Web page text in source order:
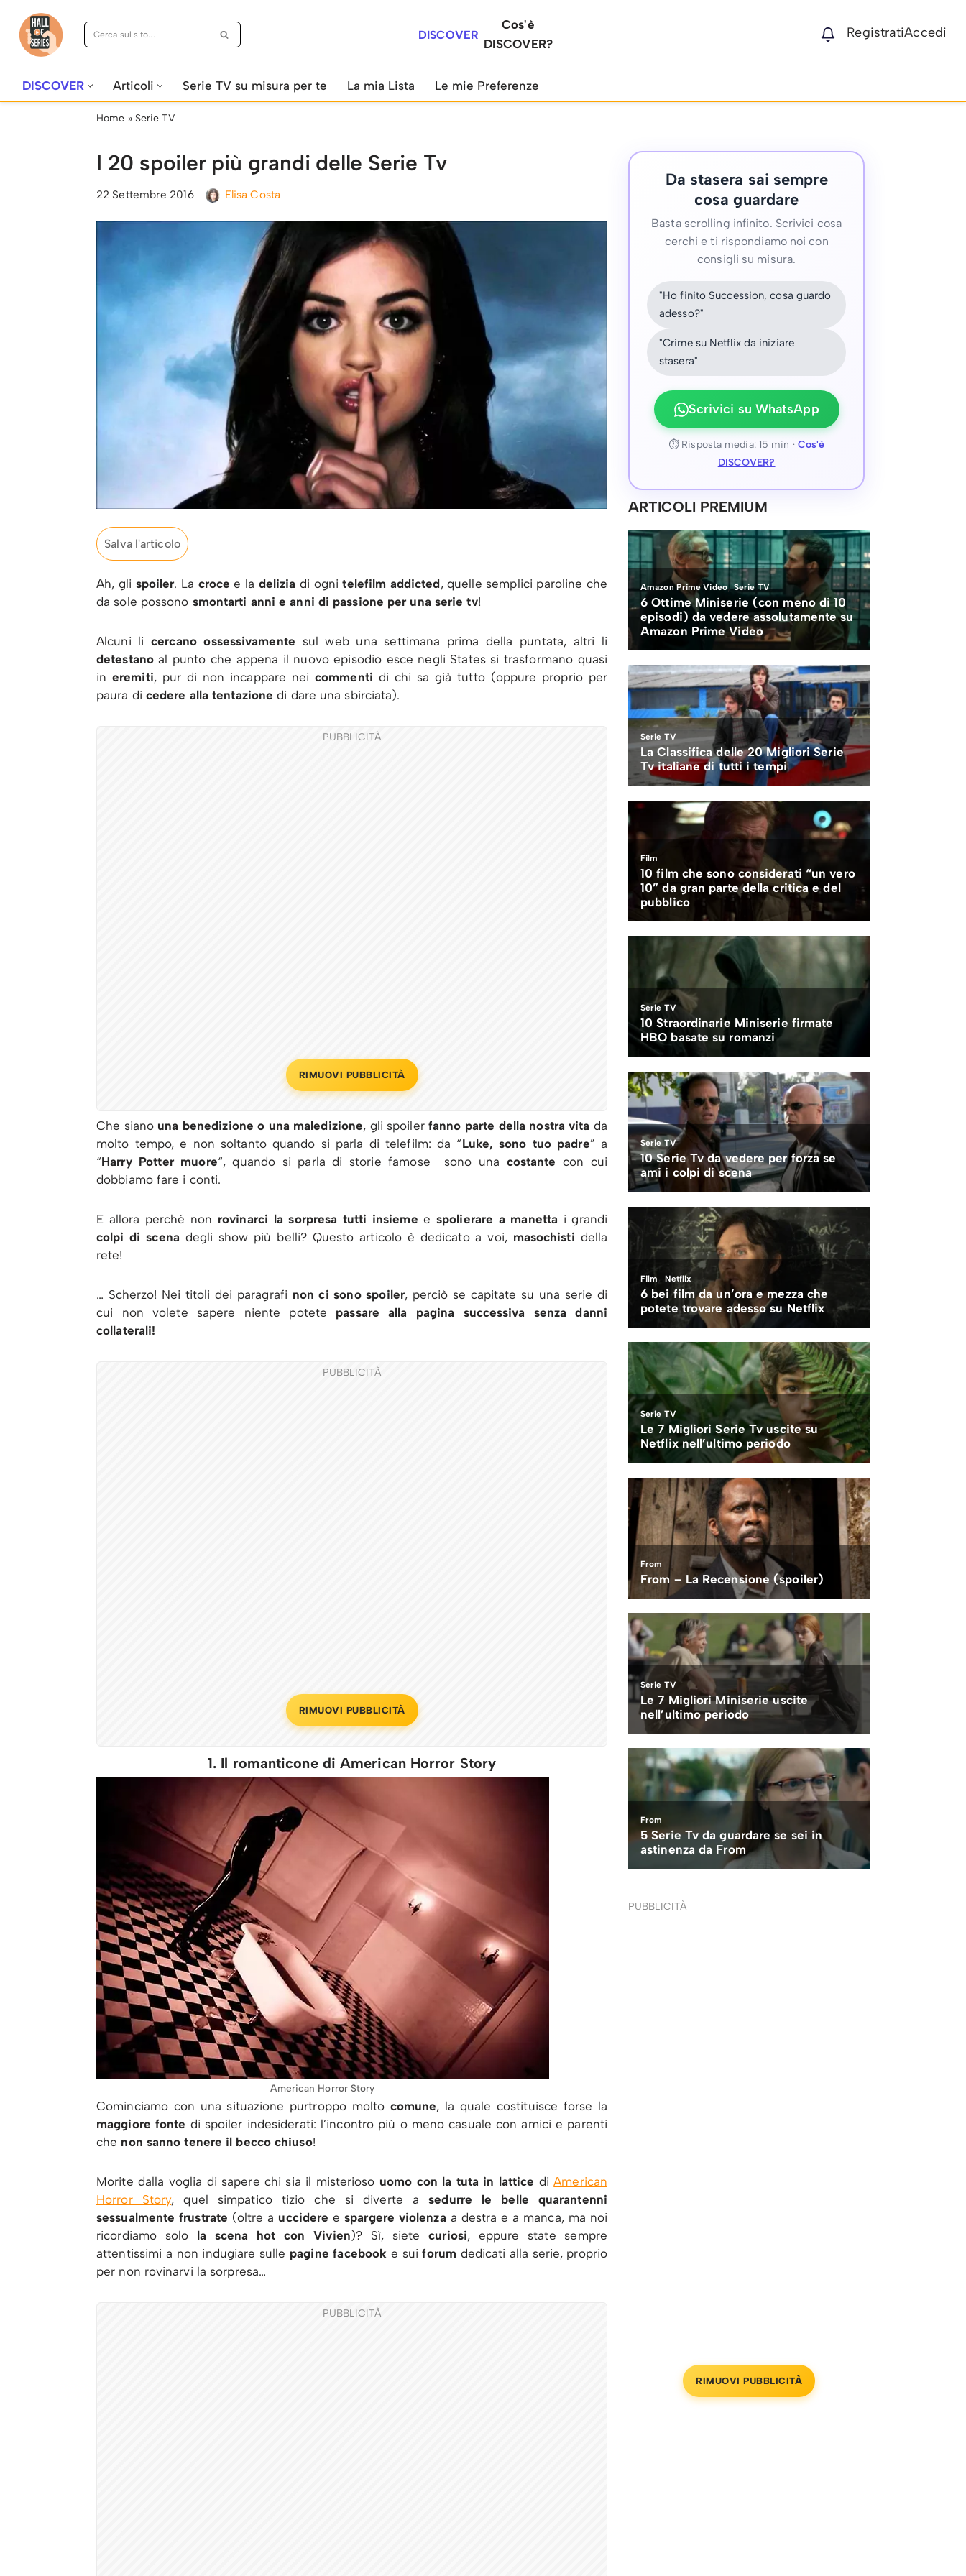
Vai
DISCOVER
Cos'è
DISCOVER?
RegistratiAccedi
DISCOVER Articoli Serie TV su misura per te La mia Lista Le mie Preferenze
Home » Serie TV
I 20 spoiler più grandi delle Serie Tv
22 Settembre 2016 Elisa Costa
Salva l'articolo
Ah, gli spoiler. La croce e la delizia di ogni telefilm addicted, quelle semplici paroline che
da sole possono smontarti anni e anni di passione per una serie tv!
Alcuni licercano ossessivamente sul web una settimana prima della puntata, altri li
detestanoal punto che appena il nuovo episodio esce negli States si trasformano quasi
ineremiti, pur di non incappare neicommenti di chi sa già tutto (oppure proprio per
paura di cedere alla tentazione di dare una sbirciata).
PUBBLICITÀ
RIMUOVI PUBBLICITÀ
Che siano una benedizione o una maledizione, gli spoilerfanno parte della nostra vita da
molto tempo, e non soltanto quando si parla di telefilm: da “Luke, sono tuo padre” a
“Harry Potter muore“, quando si parla di storie famose sono una costante con cui
dobbiamo fare i conti.
E allora perché non rovinarci la sorpresa tutti insieme espolierare a manetta i grandi
colpi di scena degli show più belli? Questo articolo è dedicato a voi, masochisti della
rete!
… Scherzo! Nei titoli dei paragrafi non ci sono spoiler, perciò se capitate su una serie di
cui non volete sapere niente potete passare alla pagina successiva senza danni
collaterali!
PUBBLICITÀ
RIMUOVI PUBBLICITÀ
1. Il romanticone di American Horror Story
American Horror Story
Cominciamo con una situazione purtroppo molto comune, la quale costituisce forse la
maggiore fonte di spoiler indesiderati: l’incontro più o meno casuale con amici e parenti
che non sanno tenere il becco chiuso!
Morite dalla voglia di sapere chi sia il misterioso uomo con la tuta in lattice diAmerican
Horror Story, quel simpatico tizio che si diverte asedurre le belle quarantenni
sessualmente frustrate (oltre a uccidere espargere violenza a destra e a manca, ma noi
ricordiamo solo la scena hot con Vivien)? Sì, sietecuriosi, eppure state sempre
attentissimi a non indugiare sulle pagine facebook e suiforum dedicati alla serie, proprio
per non rovinarvi la sorpresa…
PUBBLICITÀ
Da stasera sai sempre
cosa guardare
Basta scrolling infinito. Scrivici cosa
cerchi e ti rispondiamo noi con
consigli su misura.
"Ho finito Succession, cosa guardo
adesso?"
"Crime su Netflix da iniziare
stasera"
Scrivici su WhatsApp
⏱ Risposta media: 15 min · Cos'è
DISCOVER?
ARTICOLI PREMIUM
PUBBLICITÀ
RIMUOVI PUBBLICITÀ